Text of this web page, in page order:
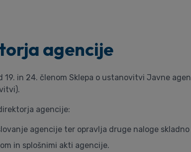
agencije
in 24. členom Sklepa o ustanovitvi Javne
agencije:
agencije ter opravlja druge naloge skladno
in splošnimi akti agencije.